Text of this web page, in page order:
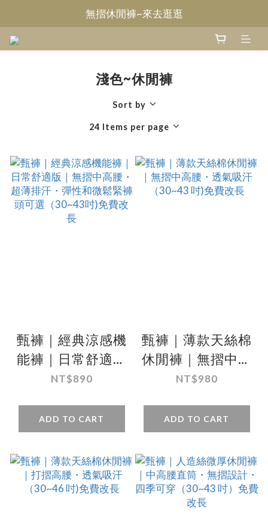
Welcome~甄褲
無摺休閒褲~來去逛逛
淺色~休閒褲
Sort by
24 Items per page
甄褲｜經典涼感機
能褲｜日常舒適版
｜無摺中高腰・超
鬆緊褲頭可選
（30~43吋)免費
改長
NT$890
ADD TO CART
甄褲｜薄款天絲棉
休閒褲｜無摺中高
腰・透氣吸汗
改長
NT$980
ADD TO CART